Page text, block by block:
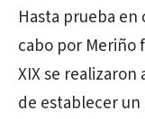
Hasta prueba
cabo por Meriño
XIX se
de establecer